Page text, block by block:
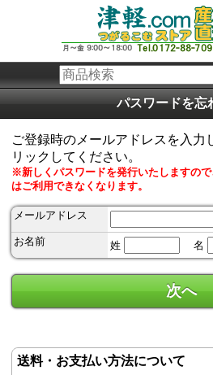
パスワードを忘
ご登録時のメールアドレスを入力
リックしてください。
※新しくパスワードを発行いたしますの
はご利用できなくなります。
メールアドレス
お名前 姓 名
送料・お支払い方法について